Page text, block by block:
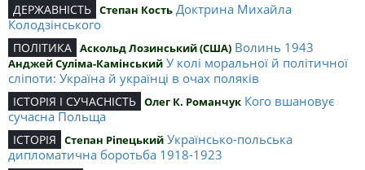
ДЕРЖАВНІСТЬ Степан Кость Доктрина Михайла
Колодзінського
ПОЛІТИКА Аскольд Лозинський (США) Волинь 1943
Анджей Суліма-Камінський У колі моральної й політичної
сліпоти: Україна й українці в очах поляків
ІСТОРІЯ І СУЧАСНІСТЬ Олег К. Романчук Кого вшановує
сучасна Польща
ІСТОРІЯ Степан Ріпецький Українсько-польська
дипломатична боротьба 1918-1923